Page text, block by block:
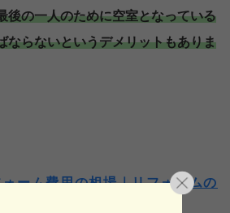
後の一人のために空室となっている
ならないというデメリットもありま
ーム費用の相場｜リフォームの
紹介